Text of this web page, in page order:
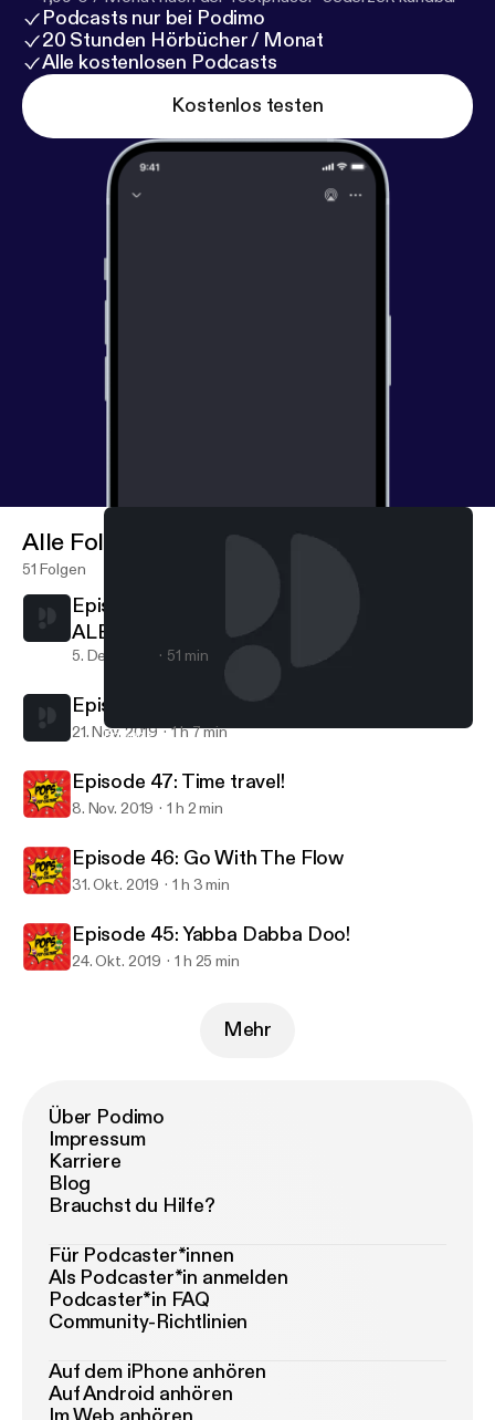
Podcasts nur bei Podimo
20 Stunden Hörbücher / Monat
Alle kostenlosen Podcasts
Kostenlos testen
Episode 49: Gobble Gobble! (special guest ALEX MARTINEZ)
Alle Folgen
51 Folgen
Episode 49: Gobble Gobble! (special guest
ALEX MARTINEZ)
5. Dez. 2019 51 min
Episode 48: No, I am Your Father!
21. Nov. 2019 1 h 7 min
Episode 47: Time travel!
8. Nov. 2019 1 h 2 min
Episode 46: Go With The Flow
31. Okt. 2019 1 h 3 min
Episode 45: Yabba Dabba Doo!
24. Okt. 2019 1 h 25 min
Mehr
Über Podimo
Impressum
Karriere
Blog
Brauchst du Hilfe?
Für Podcaster*innen
Als Podcaster*in anmelden
Podcaster*in FAQ
Community-Richtlinien
Auf dem iPhone anhören
Auf Android anhören